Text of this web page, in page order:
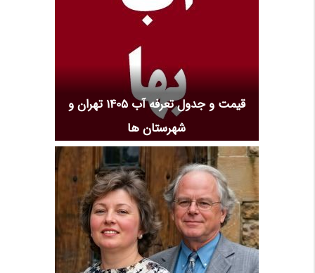
قیمت و جدول تعرفه آب 1405 تهران و
شهرستان ها